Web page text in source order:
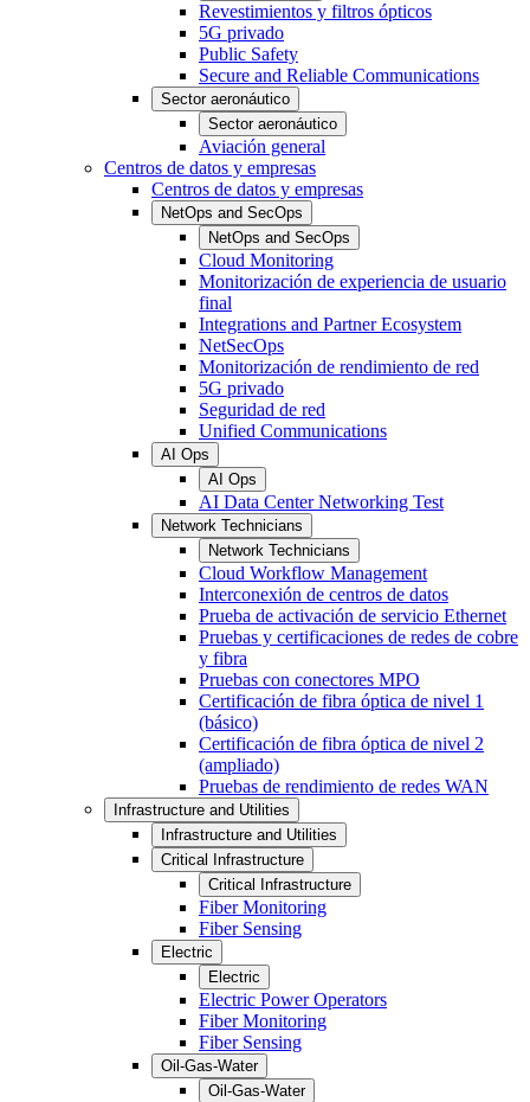
Revestimientos y filtros ópticos
5G privado
Public Safety
Secure and Reliable Communications
Sector aeronáutico
Sector aeronáutico
Aviación general
Centros de datos y empresas
Centros de datos y empresas
NetOps and SecOps
NetOps and SecOps
Cloud Monitoring
Monitorización de experiencia de usuario
final
Integrations and Partner Ecosystem
NetSecOps
Monitorización de rendimiento de red
5G privado
Seguridad de red
Unified Communications
AI Ops
AI Ops
AI Data Center Networking Test
Network Technicians
Network Technicians
Cloud Workflow Management
Interconexión de centros de datos
Prueba de activación de servicio Ethernet
Pruebas y certificaciones de redes de cobre
y fibra
Pruebas con conectores MPO
Certificación de fibra óptica de nivel 1
(básico)
Certificación de fibra óptica de nivel 2
(ampliado)
Pruebas de rendimiento de redes WAN
Infrastructure and Utilities
Infrastructure and Utilities
Critical Infrastructure
Critical Infrastructure
Fiber Monitoring
Fiber Sensing
Electric
Electric
Electric Power Operators
Fiber Monitoring
Fiber Sensing
Oil-Gas-Water
Oil-Gas-Water